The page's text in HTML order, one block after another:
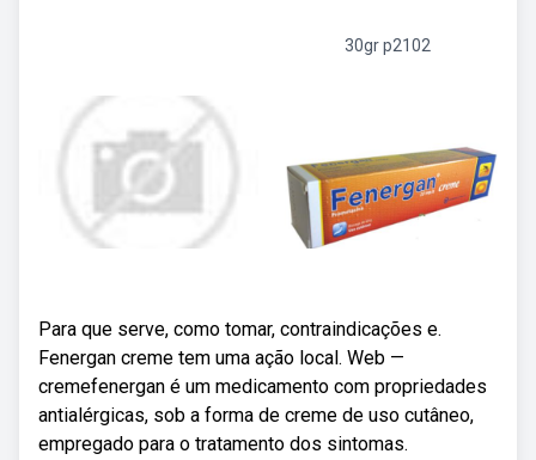
30gr p2102
Para que serve, como tomar, contraindicações e.
Fenergan creme tem uma ação local. Web —
cremefenergan é um medicamento com propriedades
antialérgicas, sob a forma de creme de uso cutâneo,
empregado para o tratamento dos sintomas.